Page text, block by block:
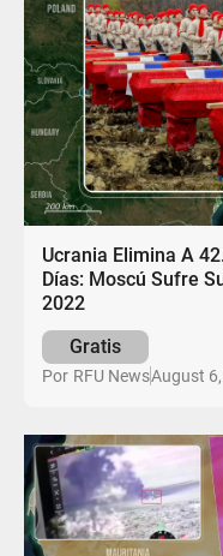
Ucrania Elimina A
Días: Moscú Sufre
2022
Gratis
Por RFU NewsAugust